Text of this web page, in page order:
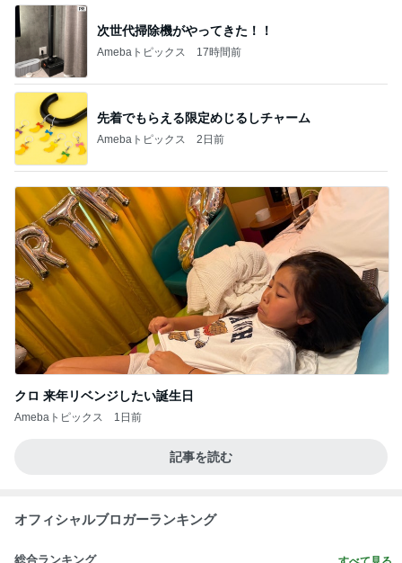
次世代掃除機がやってきた！！
Amebaトピックス 17時間前
先着でもらえる限定めじるしチャーム
Amebaトピックス 2日前
クロ 来年リベンジしたい誕生日
Amebaトピックス 1日前
記事を読む
オフィシャルブロガーランキング
総合ランキング